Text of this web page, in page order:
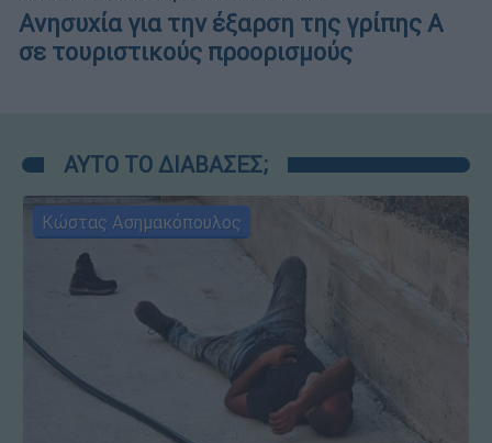
Ανησυχία για την έξαρση της γρίπης Α
σε τουριστικούς προορισμούς
ΑΥΤΟ ΤΟ ΔΙΑΒΑΣΕΣ;
Κώστας Ασημακόπουλος